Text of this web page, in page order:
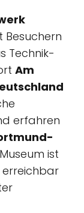
Technik-
Am
erfahren
ist
erreichbar